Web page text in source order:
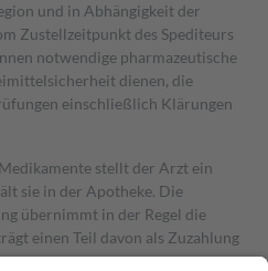
und in Abhängigkeit der
Zustellzeitpunkt des Spediteurs
notwendige pharmazeutische
dienen, die
einschließlich Klärungen
stellt der Arzt ein
sie in der Apotheke. Die
übernimmt in der Regel die
einen Teil davon als Zuzahlung